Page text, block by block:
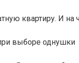
квартиру. И на
выборе однушки